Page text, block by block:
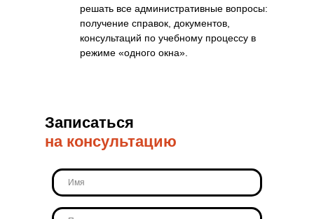
решать все административные вопросы:
получение справок, документов,
консультаций по учебному процессу в
режиме «одного окна».
Записаться
на консультацию